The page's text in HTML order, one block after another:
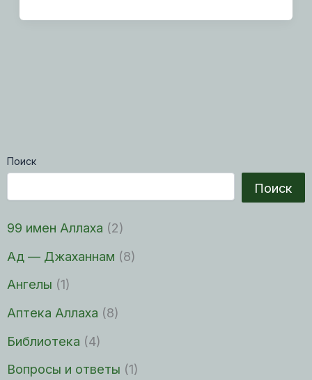
Поиск
Поиск
99 имен Аллаха (2)
Ад — Джаханнам (8)
Ангелы (1)
Аптека Аллаха (8)
Библиотека (4)
Вопросы и ответы (1)